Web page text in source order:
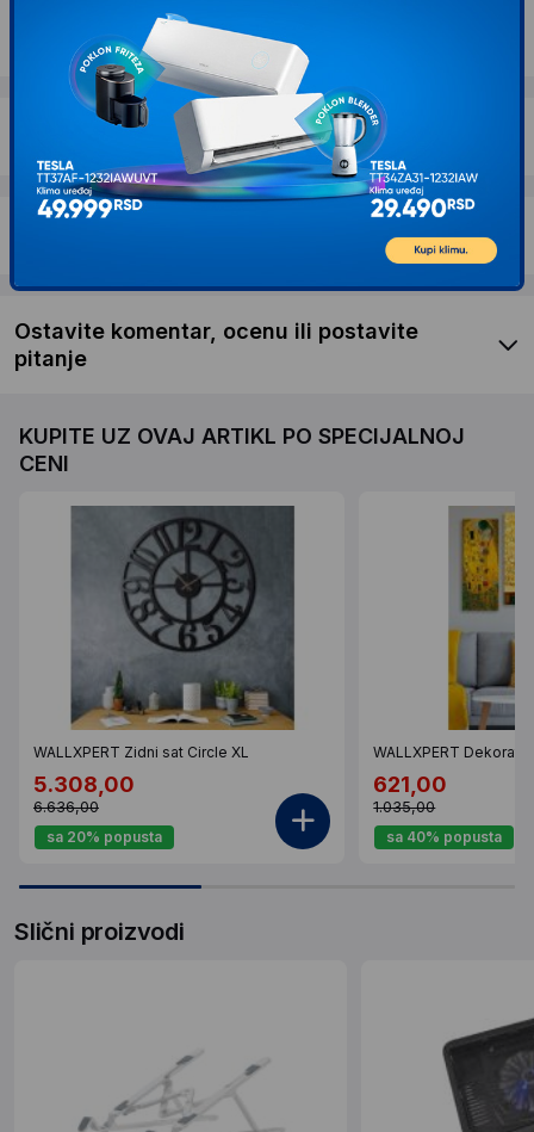
Dostava i povrat
Ostavite komentar, ocenu ili postavite
pitanje
KUPITE UZ OVAJ ARTIKL PO SPECIJALNOJ
CENI
WALLXPERT Zidni sat Circle XL
5.308,00
6.636,00
sa 20% popusta
WALLXPERT
621,00
1.035,00
sa 40% popusta
Slični proizvodi